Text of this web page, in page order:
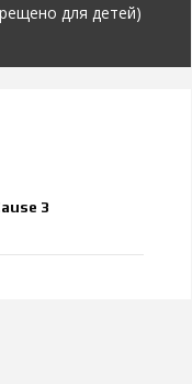
для детей)
3